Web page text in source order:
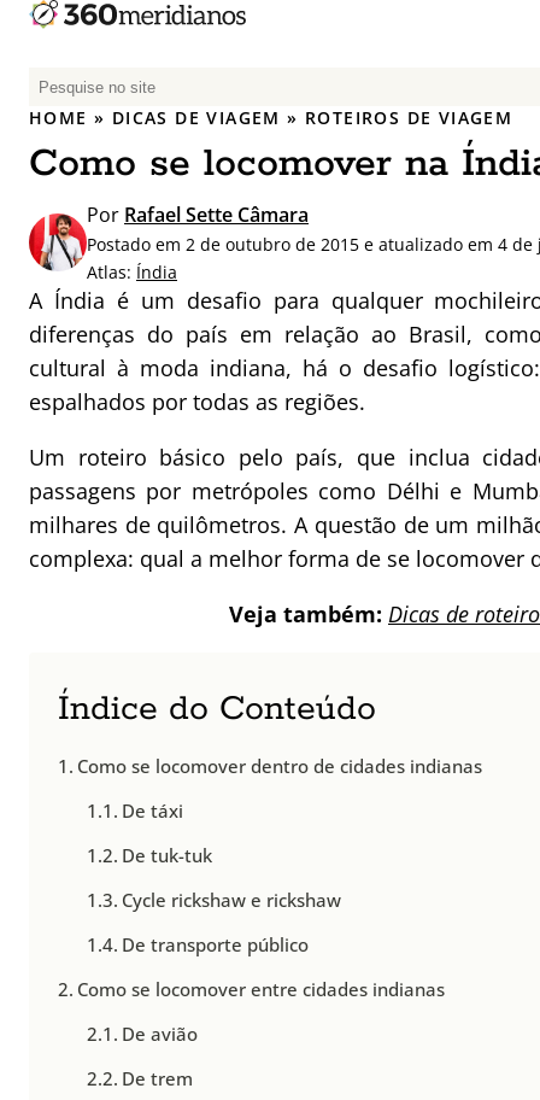
P
e
q
i
s
r
p
o
r
HOME » DICAS DE VIAGEM » ROTEIROS DE VIAGEM
Como se locomover na
Por Rafael Sette Câmara
Postado em 2 de outubro de 2015 e atualizado em 4
Atlas: Índia
A Índia é um desafio para qualquer
diferenças do país em relação ao Brasil,
cultural à moda indiana, há o desafio
espalhados por todas as regiões.
Um roteiro básico pelo país, que inclua
passagens por metrópoles como Délhi e
milhares de quilômetros. A questão de um
complexa: qual a melhor forma de se locomover
Veja também: Dicas de
Índice do Conteúdo
Como se locomover dentro de cidades indianas
De táxi
De tuk-tuk
Cycle rickshaw e rickshaw
De transporte público
Como se locomover entre cidades indianas
De avião
De trem